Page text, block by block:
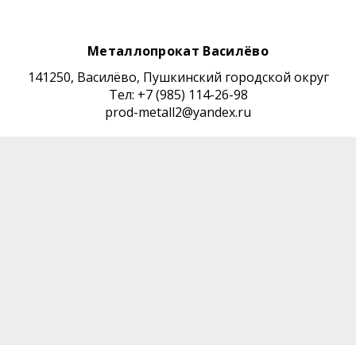
Металлопрокат Василёво
141250, Василёво, Пушкинский городской округ
Тел: +7 (985) 114-26-98
prod-metall2@yandex.ru